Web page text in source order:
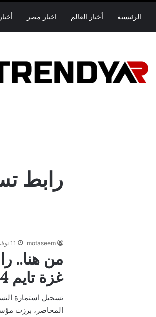
الرئيسية أخبار العالم اخبار مصر
رابط
motaseem 11 نوفمبر، 2024
من هنا..
غزة تايم 2024
تسجيل استمارة
المحاصر، برزت